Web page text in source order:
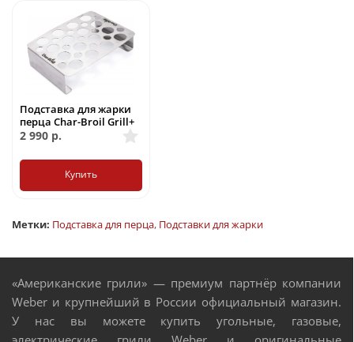
Подставка для жарки
перца Char-Broil Grill+
2 990 р.
Купить
Метки: Подставка для перца, Подставки для жарки
«Американские грили» — премиум партнёр компании
Weber и крупнейший в России официальный магазин.
У нас вы можете купить угольные, газовые,